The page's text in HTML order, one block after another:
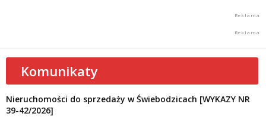
Komunikaty
Nieruchomości do sprzedaży w Świebodzicach [WYKAZY NR
39-42/2026]